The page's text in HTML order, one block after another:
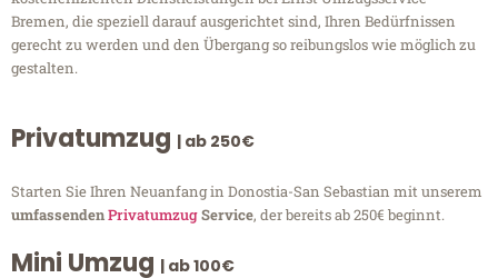
Bremen, die speziell darauf ausgerichtet sind, Ihren Bedürfnissen
gerecht zu werden und den Übergang so reibungslos wie möglich zu
gestalten.
Privatumzug | ab 250€
Starten Sie Ihren Neuanfang in Donostia-San Sebastian mit unserem
umfassendenPrivatumzugService, der bereits ab 250€ beginnt.
Mini Umzug | ab 100€